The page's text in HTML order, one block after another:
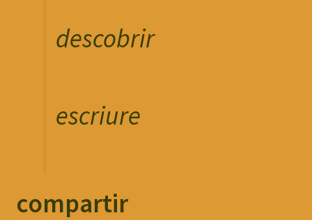
descobrir
escriure
compartir